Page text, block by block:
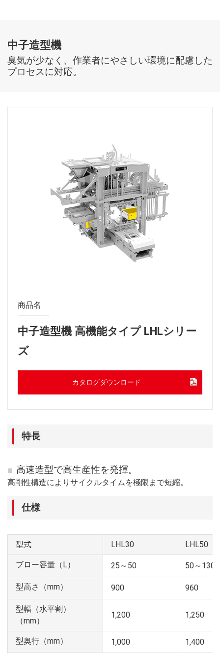
中子造型機
臭気が少なく、作業者にやさしい環境に配慮した
プロセスに対応。
商品名
中子造型機 高機能タイプ LHLシリー
ズ
カタログダウンロード
特長
高速造型で高生産性を発揮。
高剛性構造によりサイクルタイムを極限まで短縮。
仕様
型式 LHL30 LHL50
ブロー容量（L） 25～50 50～130
型高さ（mm） 900 960
型幅（水平割）
（mm）
1,200 1,250
型奥行（mm） 1,000 1,400